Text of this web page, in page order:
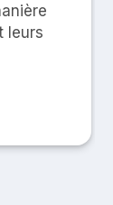
leurs